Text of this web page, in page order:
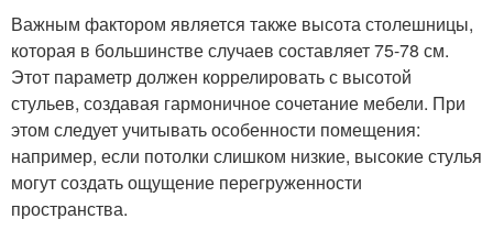
Важным фактором является также высота столешницы,
которая в большинстве случаев составляет 75-78 см.
Этот параметр должен коррелировать с высотой
стульев, создавая гармоничное сочетание мебели. При
этом следует учитывать особенности помещения:
например, если потолки слишком низкие, высокие стулья
могут создать ощущение перегруженности
пространства.